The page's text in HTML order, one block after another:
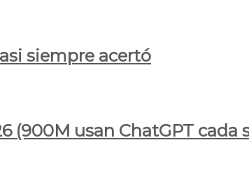
siempre acertó
(900M usan ChatGPT cada